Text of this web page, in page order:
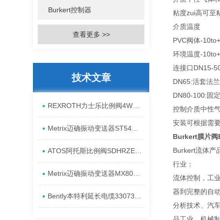
Burkert控制器
查看更多 >>
技术文章
粘度zui高可至
介质温度
PVC阀体-
环境温度-
连接口DN15-
DN65:活套法兰
DN80-100:固
控制介质中性
安装可根据需
Burkert膜片
Burkert流体产
行业：
流体控制，工
器到完整的自
分析技术、汽